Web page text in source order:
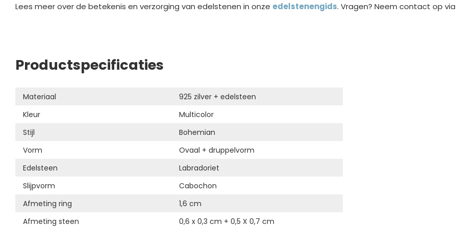
Lees meer over de betekenis en verzorging van edelstenen in onze edelstenengids. Vragen? Neem contact op via
Productspecificaties
Materiaal
925 zilver + edelsteen
Kleur
Multicolor
Stijl
Bohemian
Vorm
Ovaal + druppelvorm
Edelsteen
Labradoriet
Slijpvorm
Cabochon
Afmeting ring
1,6 cm
Afmeting steen
0,6 x 0,3 cm + 0,5 X 0,7 cm